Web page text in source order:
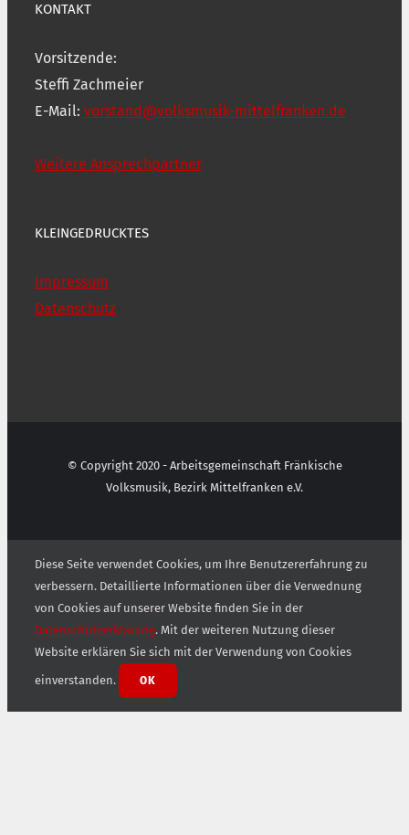
KONTAKT
Vorsitzende:
Steffi Zachmeier
E-Mail: vorstand@volksmusik-mittelfranken.de
Weitere Ansprechpartner
KLEINGEDRUCKTES
Impressum
Datenschutz
© Copyright 2020 - Arbeitsgemeinschaft Fränkische
Volksmusik, Bezirk Mittelfranken e.V.
Diese Seite verwendet Cookies, um Ihre Benutzererfahrung zu
verbessern. Detaillierte Informationen über die Verwednung
von Cookies auf unserer Website finden Sie in der
Datenschutzerklärung. Mit der weiteren Nutzung dieser
Website erklären Sie sich mit der Verwendung von Cookies
einverstanden. OK